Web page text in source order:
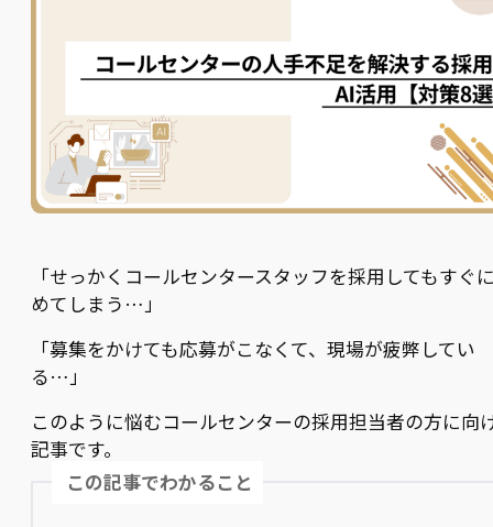
「せっかくコールセンタースタッフを採用してもすぐ
めてしまう…」
「募集をかけても応募がこなくて、現場が疲弊してい
る…」
このように悩むコールセンターの採用担当者の方に向
記事です。
この記事でわかること